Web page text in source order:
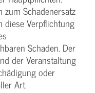
zum Schadenersatz
diese Verpflichtung
Schaden. Der
der Veranstaltung
oder
Art.